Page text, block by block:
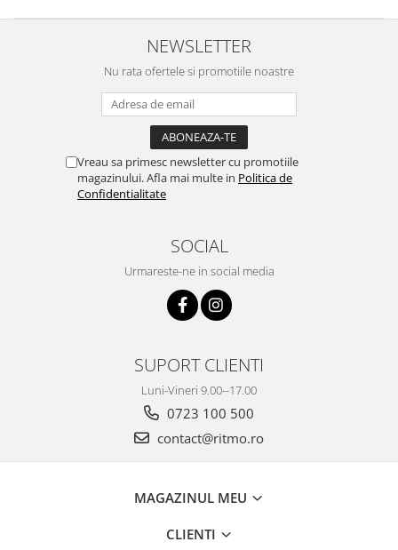
NEWSLETTER
Nu rata ofertele si promotiile noastre
Vreau sa primesc newsletter cu promotiile
magazinului. Afla mai multe in Politica de
Confidentialitate
SOCIAL
Urmareste-ne in social media
SUPORT CLIENTI
Luni-Vineri 9.00--17.00
0723 100 500
contact@ritmo.ro
MAGAZINUL MEU
CLIENTI